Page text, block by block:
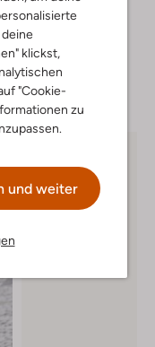
klickst,
"Cookie-
zu
und weiter
Stiefeletten